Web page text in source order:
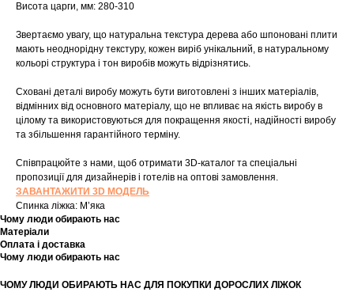
Висота царги, мм: 280-310
Звертаємо увагу, що натуральна текстура дерева або шпоновані плити
мають неоднорідну текстуру, кожен виріб унікальний, в натуральному
кольорі структура і тон виробів можуть відрізнятись.
Сховані деталі виробу можуть бути виготовлені з інших матеріалів,
відмінних від основного матеріалу, що не впливає на якість виробу в
цілому та використовуються для покращення якості, надійності виробу
та збільшення гарантійного терміну.
Співпрацюйте з нами, щоб отримати 3D-каталог та спеціальні
пропозиції для дизайнерів і готелів на оптові замовлення.
ЗАВАНТАЖИТИ 3D МОДЕЛЬ
Спинка ліжка: Мʼяка
Чому люди обирають нас
Матеріали
Оплата і доставка
Чому люди обирають нас
ЧОМУ ЛЮДИ ОБИРАЮТЬ НАС ДЛЯ ПОКУПКИ ДОРОСЛИХ ЛІЖОК